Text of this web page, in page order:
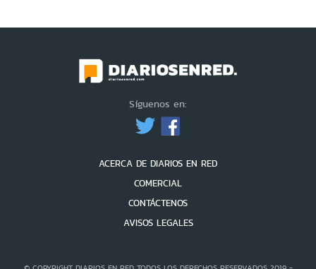
Síguenos en:
ACERCA DE DIARIOS EN RED
COMERCIAL
CONTÁCTENOS
AVISOS LEGALES